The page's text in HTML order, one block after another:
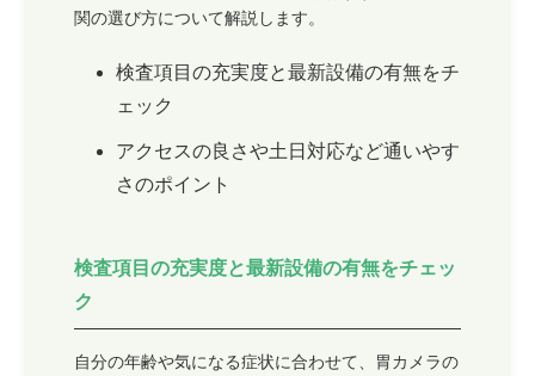
関の選び方について解説します。
検査項目の充実度と最新設備の有無をチ
ェック
アクセスの良さや土日対応など通いやす
さのポイント
検査項目の充実度と最新設備の有無をチェッ
ク
自分の年齢や気になる症状に合わせて、胃カメラの